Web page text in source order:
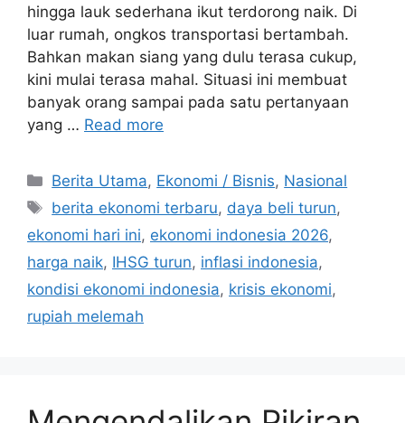
hingga lauk sederhana ikut terdorong naik. Di
luar rumah, ongkos transportasi bertambah.
Bahkan makan siang yang dulu terasa cukup,
kini mulai terasa mahal. Situasi ini membuat
banyak orang sampai pada satu pertanyaan
yang … Read more
C
a
e
g
o
r
Berita Utama, Ekonomi / Bisnis, Nasional
T
a
s
berita ekonomi terbaru, daya beli turun,
ekonomi hari ini, ekonomi indonesia 2026,
harga naik, IHSG turun, inflasi indonesia,
kondisi ekonomi indonesia, krisis ekonomi,
rupiah melemah